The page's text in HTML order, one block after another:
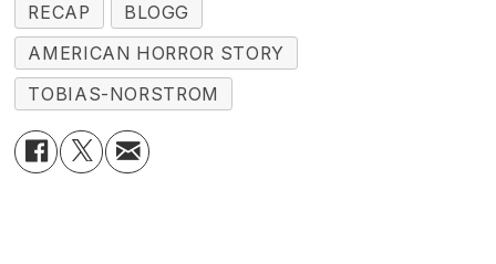
RECAP
BLOGG
AMERICAN HORROR STORY
TOBIAS-NORSTROM